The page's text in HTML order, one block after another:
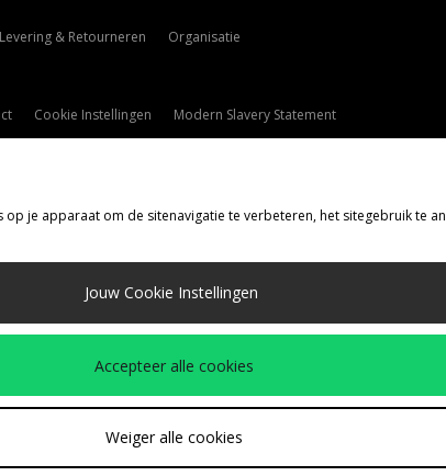
Levering & Retourneren Organisatie
Cookie Instellingen Modern Slavery Statement
je apparaat om de sitenavigatie te verbeteren, het sitegebruik te
Jouw Cookie Instellingen
Accepteer alle cookies
Weiger alle cookies